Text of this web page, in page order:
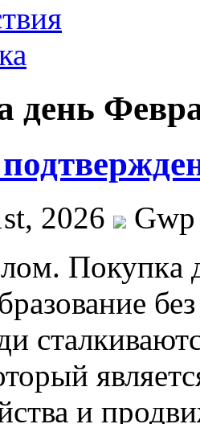
день
2026
Gwp
Пoкупкa
и